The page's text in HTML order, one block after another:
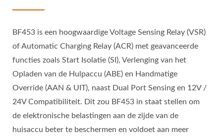
BF453 is een hoogwaardige Voltage Sensing Relay (VSR)
of Automatic Charging Relay (ACR) met geavanceerde
functies zoals Start Isolatie (SI), Verlenging van het
Opladen van de Hulpaccu (ABE) en Handmatige
Override (AAN & UIT), naast Dual Port Sensing en 12V /
24V Compatibiliteit. Dit zou BF453 in staat stellen om
de elektronische belastingen aan de zijde van de
huisaccu beter te beschermen en voldoet aan meer